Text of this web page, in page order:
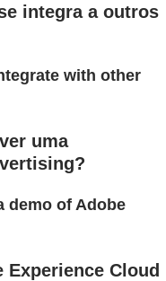
integra a outros
with other
uma
demo of Adobe
Experience Cloud